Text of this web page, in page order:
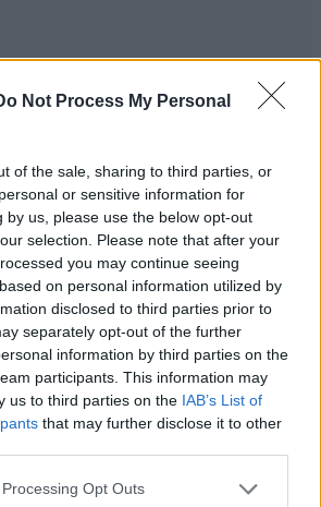
Not Process My Personal
of the sale, sharing to third parties, or
or sensitive information for
by us, please use the below opt-out
selection. Please note that after your
you may continue seeing
on personal information utilized by
disclosed to third parties prior to
separately opt-out of the further
information by third parties on the
participants. This information may
us to third parties on the IAB’s List of
that may further disclose it to other
website/app uses one or more Google
Opt Outs